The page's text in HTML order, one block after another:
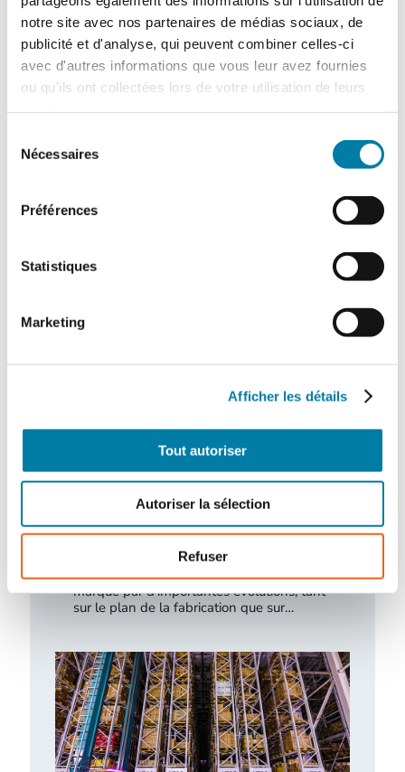
notre site avec nos partenaires de médias sociaux, de
publicité et d'analyse, qui peuvent combiner celles-ci
avec d'autres informations que vous leur avez fournies
ou qu'ils ont collectées lors de votre utilisation de leurs
Nécessaires
Préférences
Statistiques
Marketing
Afficher les détails
Tout autoriser
Autoriser la sélection
Refuser
Martine Porez– Journaliste
Actualités
Gants de protection : de nouveaux
besoins à combler
Le marché des gants de protection est
marqué par d’importantes évolutions, tant
sur le plan de la fabrication que sur…